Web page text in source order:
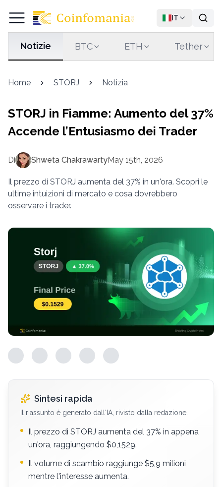
IT
Notizie BTC ETH Tether
Home STORJ Notizia
STORJ in Fiamme: Aumento del 37%
Accende l’Entusiasmo dei Trader
Di Shweta ChakrawartyMay 15th, 2026
Il prezzo di STORJ aumenta del 37% in un'ora. Scopri le
ultime intuizioni di mercato e cosa dovrebbero
osservare i trader.
Sintesi rapida
Il riassunto è generato dall'IA, rivisto dalla redazione.
Il prezzo di STORJ aumenta del 37% in appena
un'ora, raggiungendo $0,1529.
Il volume di scambio raggiunge $5,9 milioni
mentre l'interesse aumenta.